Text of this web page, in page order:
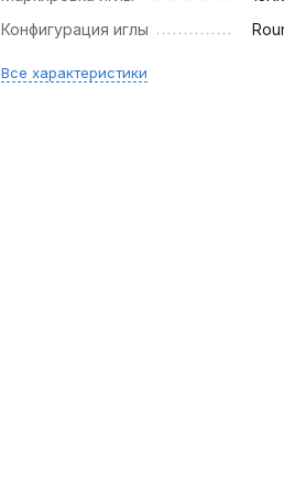
Конфигурация иглы
Все характеристики